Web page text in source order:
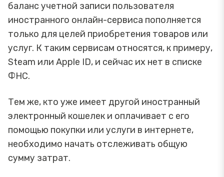
баланс учетной записи пользователя
иностранного онлайн-сервиса пополняется
только для целей приобретения товаров или
услуг. К таким сервисам относятся, к примеру,
Steam или Apple ID, и сейчас их нет в списке
ФНС.
Тем же, кто уже имеет другой иностранный
электронный кошелек и оплачивает с его
помощью покупки или услуги в интернете,
необходимо начать отслеживать общую
сумму затрат.